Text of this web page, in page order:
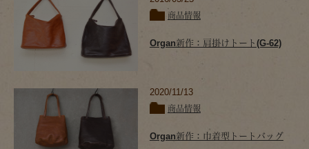
商品情報
Organ新作：肩掛けトート(G-62)
2020/11/13
商品情報
Organ新作：巾着型トートバッグ